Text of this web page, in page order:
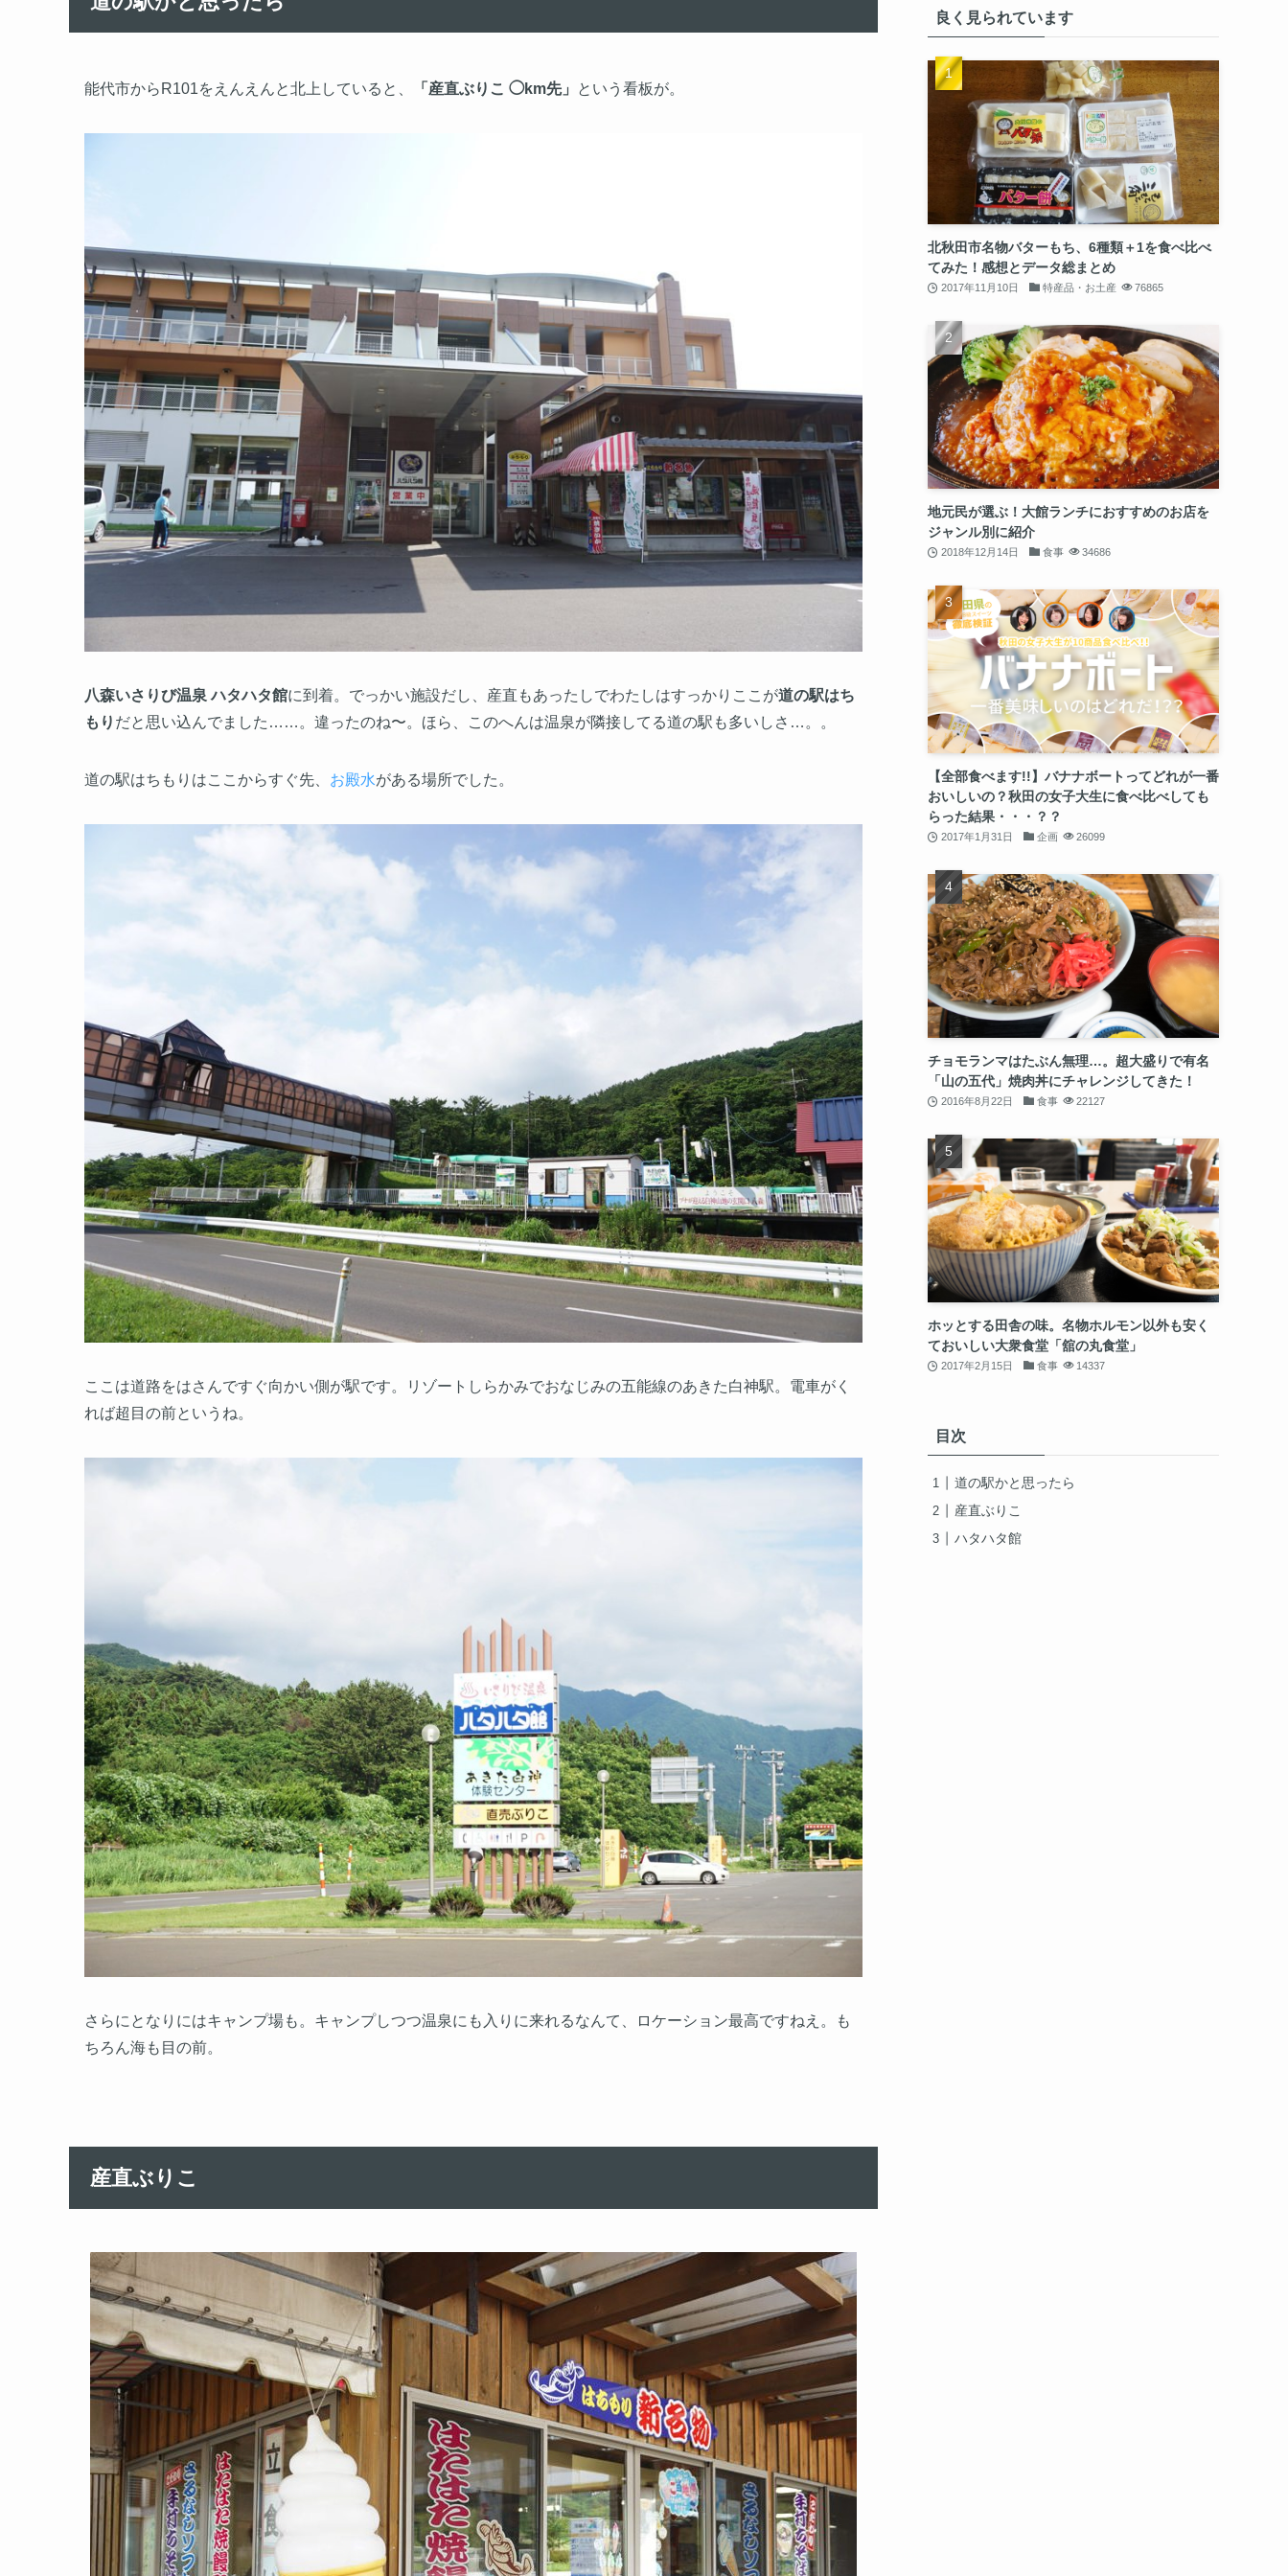
能代市からR101をえんえんと北上していると、 「産直ぶりこ ◯km先」 という看板が。
八森いさりび温泉 ハタハタ館に到着。でっかい施設だし、産直もあったしでわたしはすっかりここが道の駅はち
もり だと思い込んでました……。違ったのね〜。ほら、このへんは温泉が隣接してる道の駅も多いしさ…。。
道の駅はちもりはここからすぐ先、 お殿水がある場所でした。
ここは道路をはさんですぐ向かい側が駅です。リゾートしらかみでおなじみの五能線のあきた白神駅。電車がく
れば超目の前というね。
さらにとなりにはキャンプ場も。キャンプしつつ温泉にも入りに来れるなんて、ロケーション最高ですねえ。も
ちろん海も目の前。
産直ぶりこ
良く見られています
北秋田市名物バターもち、6種類＋1を食べ比べ
てみた！感想とデータ総まとめ
2017年11月10日 特産品・お土産 76865
地元民が選ぶ！大館ランチにおすすめのお店を
ジャンル別に紹介
2018年12月14日 食事 34686
【全部食べます!!】バナナボートってどれが一番
おいしいの？秋田の女子大生に食べ比べしても
らった結果・・・？？
2017年1月31日 企画 26099
チョモランマはたぶん無理…。超大盛りで有名
「山の五代」焼肉丼にチャレンジしてきた！
2016年8月22日 食事 22127
ホッとする田舎の味。名物ホルモン以外も安く
ておいしい大衆食堂「舘の丸食堂」
2017年2月15日 食事 14337
目次
道の駅かと思ったら
産直ぶりこ
ハタハタ館